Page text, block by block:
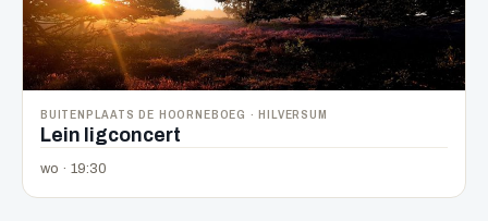
BUITENPLAATS DE HOORNEBOEG · HILVERSUM
Lein ligconcert
wo · 19:30